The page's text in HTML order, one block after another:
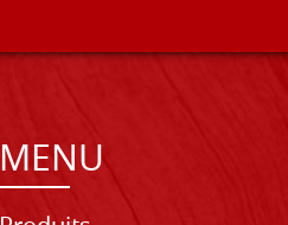
MENU